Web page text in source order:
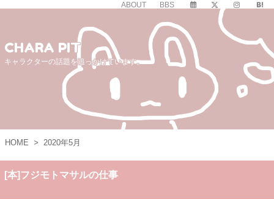
ABOUT BBS
CHARA PIT
キャラクターの話題を追っかけています。
HOME > 2020年5月
[本]フジモトマサルの仕事